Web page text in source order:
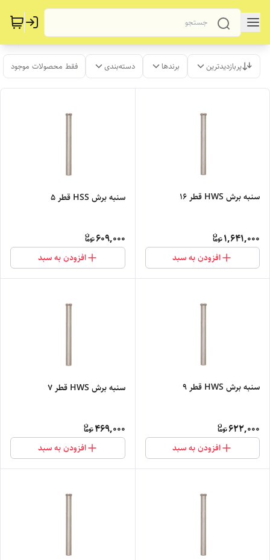
پربازدیدترین برندها دسته‌بندی فقط محصولات موجود
سنبه برش HWS قطر 16
1,641,000
افزودن به سبد
سنبه برش HSS قطر 5
609,000
افزودن به سبد
سنبه برش HWS قطر 9
622,000
افزودن به سبد
سنبه برش HWS قطر 7
469,000
افزودن به سبد